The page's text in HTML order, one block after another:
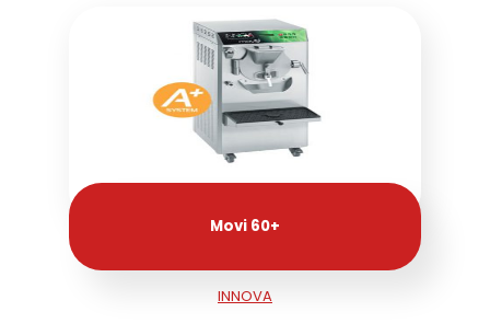
Movi 60+
INNOVA